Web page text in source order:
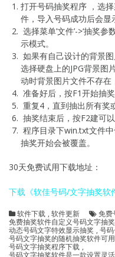
打开号码抽奖程序 ，选择
件，导入号码成功后会显
选择菜单’文件’->‘抽奖
示模式。
如果有自己设计的背景图
选择硬盘上的JPG背景图
动时背景图片文件不存在
准备好后，按F1开始抽
重复4，直到抽出所有奖
抽奖结束后，按F2建可
程序目录下win.txt文件
抽奖开始会被覆盖。
30天免费试用下载地址：
下载《软佳号码/文字抽奖软
软件下载 , 软件更新 免费
免费抽奖软件自定义号码文字抽奖
动态号码文字特效显示抽奖 , 号
号码文字抽奖的随机抽奖软件可
号码文字抽奖程序下载 ,